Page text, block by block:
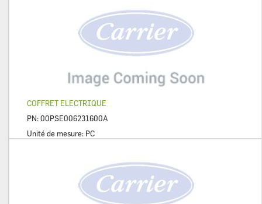
COFFRET ELECTRIQUE
PN:00PSE006231600A
Unité de mesure: PC